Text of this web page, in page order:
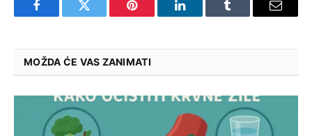
FacebookTwitter Pinterest LinkedInTumblr Email
MOŽDA ĆE VAS ZANIMATI